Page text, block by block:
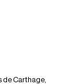
de Carthage,